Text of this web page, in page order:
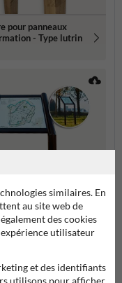
pour panneaux
- Type lutrin
frame
Ø70mm - hoek
- met
similaires. En
au site web de
des cookies
utilisateur
et des identifiants
utilisons pour afficher